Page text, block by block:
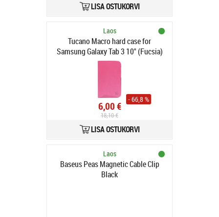
LISA OSTUKORVI
Laos
Tucano Macro hard case for
Samsung Galaxy Tab 3 10" (Fucsia)
6,00 €
- 66,8 %
18,10 €
LISA OSTUKORVI
Laos
Baseus Peas Magnetic Cable Clip
Black